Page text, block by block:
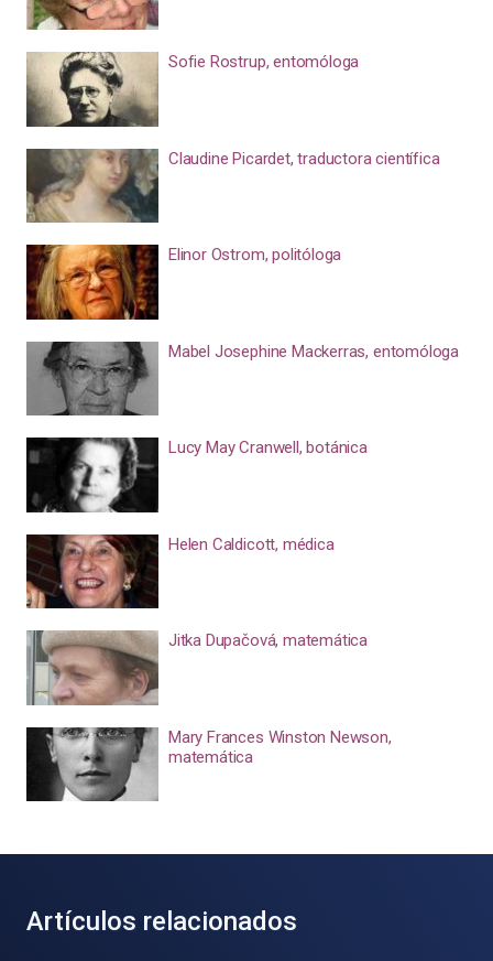
Sofie Rostrup, entomóloga
Claudine Picardet, traductora científica
Elinor Ostrom, politóloga
Mabel Josephine Mackerras, entomóloga
Lucy May Cranwell, botánica
Helen Caldicott, médica
Jitka Dupačová, matemática
Mary Frances Winston Newson,
matemática
Artículos relacionados